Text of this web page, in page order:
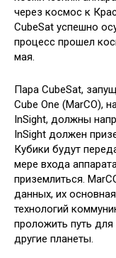
через космос к
CubeSat успешно
процесс прошел
мая.
Пара CubeSat,
Cube One (MarCO),
InSight, должны
InSight должен
Кубики будут
мере входа
приземлиться.
данных, их
технологий
проложить путь
другие планеты.